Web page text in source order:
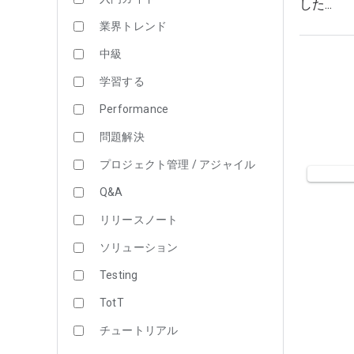
業界トレンド
中級
学習する
Performance
問題解決
プロジェクト管理 / アジャイル
Q&A
リリースノート
ソリューション
Testing
TotT
チュートリアル
した...